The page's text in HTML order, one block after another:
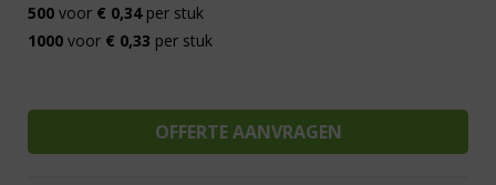
500 voor € 0,34per stuk
1000 voor € 0,33 per stuk